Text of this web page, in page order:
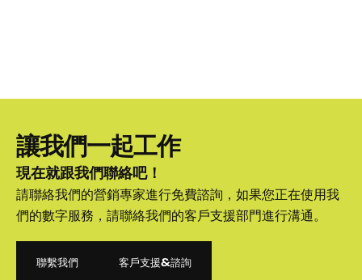
讓我們一起工作
現在就跟我們聯絡吧！
請聯絡我們的營銷專家進行免費諮詢，如果您正在使用我
們的數字服務，請聯絡我們的客戶支援部門進行溝通。
聯繫我們
客戶支援&諮詢